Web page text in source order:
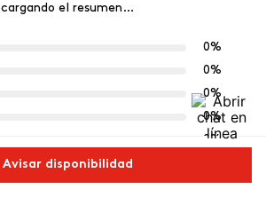
Avisar disponibilidad
cargando el resumen…
0%
0%
0%
0%
0%